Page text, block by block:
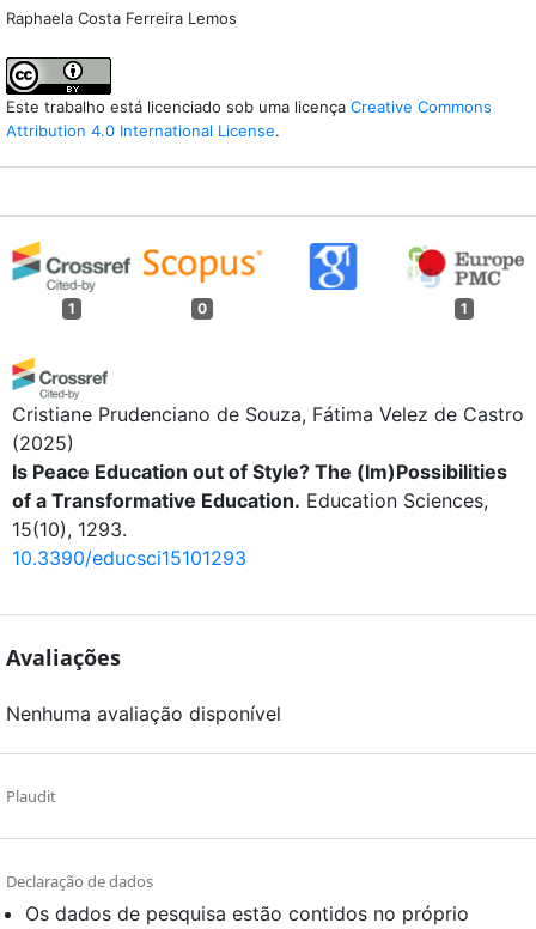
Raphaela Costa Ferreira Lemos
Este trabalho está licenciado sob uma licença Creative Commons
Attribution 4.0 International License.
1 0 1
Cristiane Prudenciano de Souza, Fátima Velez de Castro
(2025)
Is Peace Education out of Style? The (Im)Possibilities
of a Transformative Education. Education Sciences,
15(10), 1293.
10.3390/educsci15101293
Avaliações
Nenhuma avaliação disponível
Plaudit
Declaração de dados
Os dados de pesquisa estão contidos no próprio